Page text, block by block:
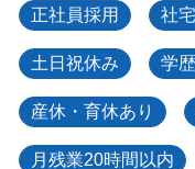
正社員採用 社
土日祝休み 学
産休・育休あり
月残業20時間以内